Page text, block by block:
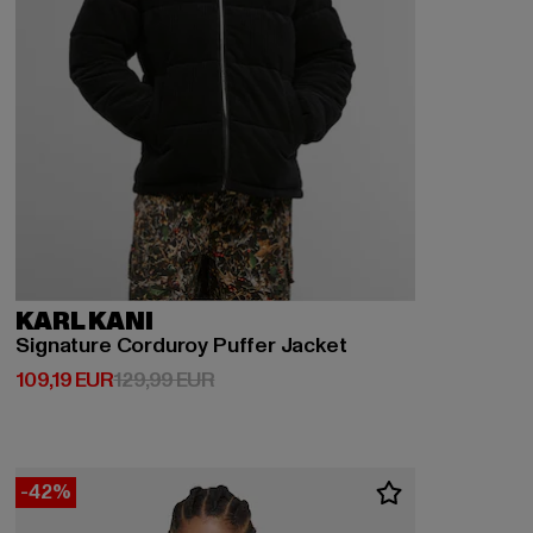
KARL KANI
Signature Corduroy Puffer Jacket
109,19 EUR
Derzeitiger Preis: 109,19 EUR
129,99 EURAktionspreis: 129,99 EUR
-42%